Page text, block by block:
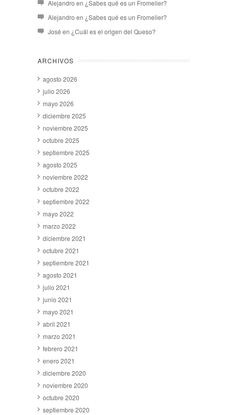
Alejandro en ¿Sabes qué es un Fromelier?
Alejandro en ¿Sabes qué es un Fromelier?
José en ¿Cuál es el origen del Queso?
ARCHIVOS
agosto 2026
julio 2026
mayo 2026
diciembre 2025
noviembre 2025
octubre 2025
septiembre 2025
agosto 2025
noviembre 2022
octubre 2022
septiembre 2022
mayo 2022
marzo 2022
diciembre 2021
octubre 2021
septiembre 2021
agosto 2021
julio 2021
junio 2021
mayo 2021
abril 2021
marzo 2021
febrero 2021
enero 2021
diciembre 2020
noviembre 2020
octubre 2020
septiembre 2020